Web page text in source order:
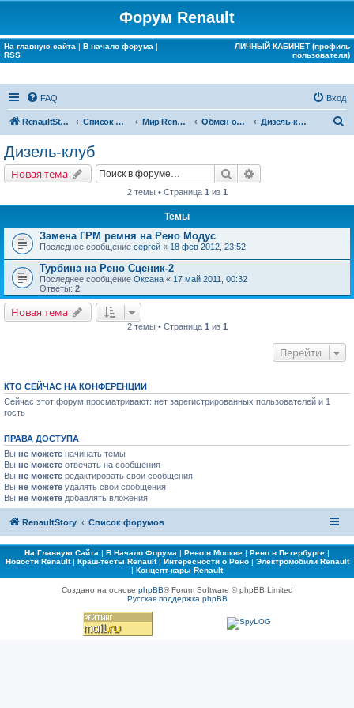
Форум Renault
На главную сайта | В начало форума |
RSS
ЛИЧНЫЙ КАБИНЕТ (профиль
пользователя)
FAQ Вход
RenaultStory Список форумов Мир Renault Обмен опытом Дизель-клуб
Дизель-клуб
Новая тема Поиск
2 темы • Страница 1 из 1
Темы
Замена ГРМ ремня на Рено Модус
Последнее сообщение сергей « 18 фев 2012, 23:52
Турбина на Рено Сценик-2
Последнее сообщение Оксана « 17 май 2011, 00:32
Ответы: 2
Новая тема
2 темы • Страница 1 из 1
Перейти
КТО СЕЙЧАС НА КОНФЕРЕНЦИИ
Сейчас этот форум просматривают: нет зарегистрированных пользователей и 1
гость
ПРАВА ДОСТУПА
Вы не можете начинать темы
Вы не можете отвечать на сообщения
Вы не можете редактировать свои сообщения
Вы не можете удалять свои сообщения
Вы не можете добавлять вложения
RenaultStory Список форумов
На Главную Сайта | В Начало Форума | Рено в Москве | Рено в Петербурге |
Новости Renault| Краш-тесты Renault| Интересности о Рено| Электромобили Renault
| Концепт-кары Renault
Создано на основе phpBB® Forum Software © phpBB Limited
Русская поддержка phpBB